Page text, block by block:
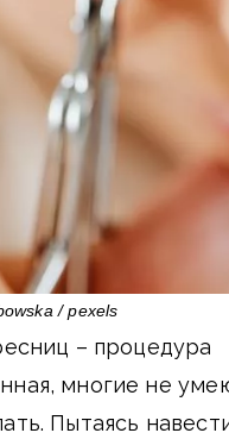
/ pexels
– процедура
многие не
Пытаясь